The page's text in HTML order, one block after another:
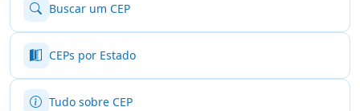
Buscar um CEP
CEPs por Estado
Tudo sobre CEP